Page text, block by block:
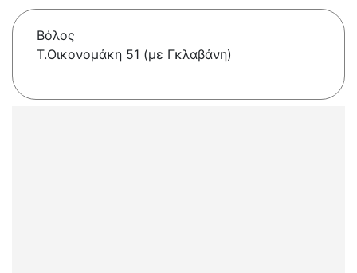
Βόλος
Τ.Οικονομάκη 51 (με Γκλαβάνη)